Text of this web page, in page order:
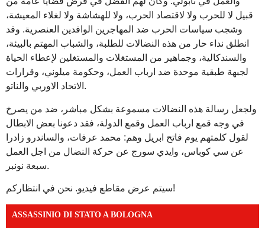
قبيل لا للحرب ولا لاقتصاد الحرب، ولا للهشاشة ولا لغلاء المعيشة،
وشجب سياسات الحرب ضد المهاجرين الوافدين العنصرية. وقد
انطلق نداء حار من هذه النضالات للطلبة، والشباب المهتم بالبيئة،
والسندكالية، وجماهير من المستغلات والمستغلين لإعطاء الحياة
لجبهة طبقية موحدة ضد ارباب العمل، وحكومة ميلوني، وقرارات
الاتحاد الاوربي والناتو.
ولجعل رسالة هذه النضالات مسموعة بشكل مباشر، ضد من يصرخ
في وجه قمع ارباب العمل وقمع الدولة، فقد دعونا بعض الابطال
لقول كلمتهم يوم فاتح ابريل وهم: محمد عرفات، والساندرو زادرا
عن سي كوباس، وايدي سورج عن حركة النضال من اجل العمل
سبعة نونبر.
سيتم عرض مقاطع فيديو. نحن في انتظاركم!
ASSASSINIO DI STATO A BOLOGNA